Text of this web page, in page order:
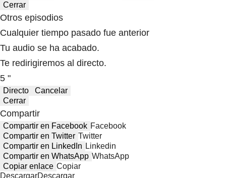
Cerrar
Otros episodios
Cualquier tiempo pasado fue anterior
Tu audio se ha acabado.
Te redirigiremos al directo.
5 "
Directo
Cancelar
Cerrar
Compartir
Compartir en Facebook Facebook
Compartir en Twitter Twitter
Compartir en LinkedIn Linkedin
Compartir en WhatsApp WhatsApp
Copiar enlace Copiar
DescargarDescargar